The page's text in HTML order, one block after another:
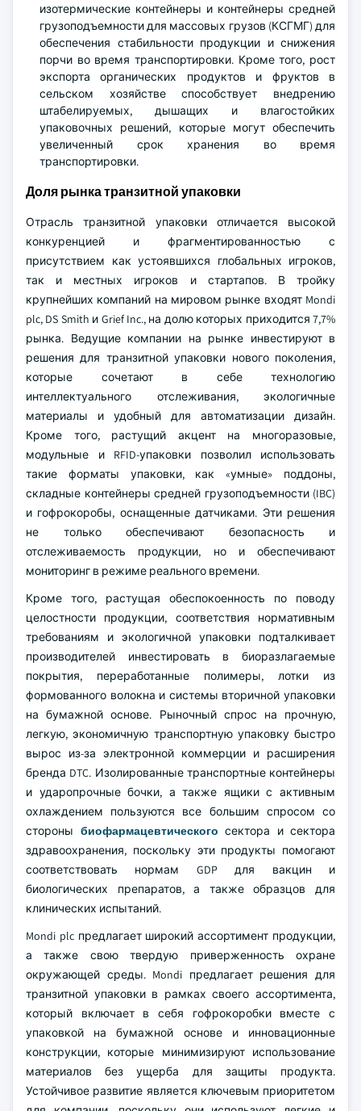
изотермические контейнеры и контейнеры средней
грузоподъемности для массовых грузов (КСГМГ) для
обеспечения стабильности продукции и снижения
порчи во время транспортировки. Кроме того, рост
экспорта органических продуктов и фруктов в
сельском хозяйстве способствует внедрению
штабелируемых, дышащих и влагостойких
упаковочных решений, которые могут обеспечить
увеличенный срок хранения во время
транспортировки.
Доля рынка транзитной упаковки
Отрасль транзитной упаковки отличается высокой
конкуренцией и фрагментированностью с
присутствием как устоявшихся глобальных игроков,
так и местных игроков и стартапов. В тройку
крупнейших компаний на мировом рынке входят Mondi
plc, DS Smith и Grief Inc., на долю которых приходится 7,7%
рынка. Ведущие компании на рынке инвестируют в
решения для транзитной упаковки нового поколения,
которые сочетают в себе технологию
интеллектуального отслеживания, экологичные
материалы и удобный для автоматизации дизайн.
Кроме того, растущий акцент на многоразовые,
модульные и RFID-упаковки позволил использовать
такие форматы упаковки, как «умные» поддоны,
складные контейнеры средней грузоподъемности (IBC)
и гофрокоробы, оснащенные датчиками. Эти решения
не только обеспечивают безопасность и
отслеживаемость продукции, но и обеспечивают
мониторинг в режиме реального времени.
Кроме того, растущая обеспокоенность по поводу
целостности продукции, соответствия нормативным
требованиям и экологичной упаковки подталкивает
производителей инвестировать в биоразлагаемые
покрытия, переработанные полимеры, лотки из
формованного волокна и системы вторичной упаковки
на бумажной основе. Рыночный спрос на прочную,
легкую, экономичную транспортную упаковку быстро
вырос из-за электронной коммерции и расширения
бренда DTC. Изолированные транспортные контейнеры
и ударопрочные бочки, а также ящики с активным
охлаждением пользуются все большим спросом со
стороны биофармацевтического сектора и сектора
здравоохранения, поскольку эти продукты помогают
соответствовать нормам GDP для вакцин и
биологических препаратов, а также образцов для
клинических испытаний.
Mondi plc предлагает широкий ассортимент продукции,
а также свою твердую приверженность охране
окружающей среды. Mondi предлагает решения для
транзитной упаковки в рамках своего ассортимента,
который включает в себя гофрокоробки вместе с
упаковкой на бумажной основе и инновационные
конструкции, которые минимизируют использование
материалов без ущерба для защиты продукта.
Устойчивое развитие является ключевым приоритетом